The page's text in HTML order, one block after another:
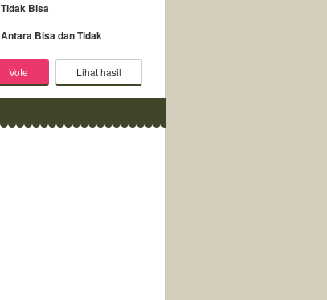
Tidak Bisa
Antara Bisa dan Tidak
Lihat hasil